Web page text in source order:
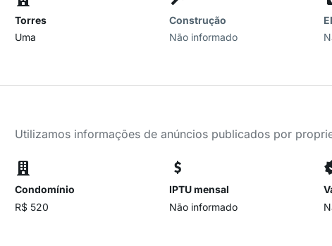
Torres
Uma
Construção
Não informado
Utilizamos informações de anúncios publicados por
Condomínio
R$ 520
IPTU mensal
Não informado